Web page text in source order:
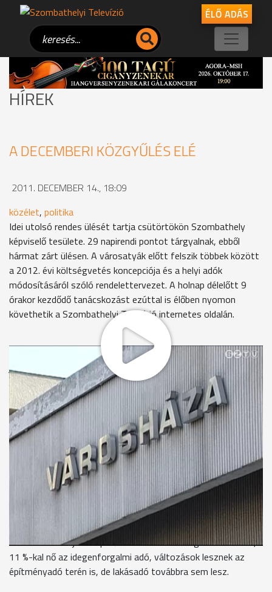
ÉLŐ ADÁS
HÍREK
A DECEMBERI KÖZGYŰLÉS ELÉ
2011. DECEMBER 14., 18:09
közélet, politika
Idei utolsó rendes ülését tartja csütörtökön Szombathely
képviselő tesülete. 29 napirendi pontot tárgyalnak, ebből
hármat zárt ülésen. A városatyák előtt felszik többek között
a 2012. évi költségvetés koncepciója és a helyi adók
módosításáról szóló rendelettervezet. A holnap délelőtt 9
órakor kezdődő tanácskozást ezúttal is élőben nyomon
követhetik a Szombathelyi Televízió internetes oldalán.
Az ülés elején Puskás Tivadar polgármester megköszöni a
január elsejétől állami irányítás alá kerülő tűzoltóság
munkáját. Megkezdődik a vita a jövő évi költésvetés
koncepciójáról. Az előterjesztés szerint 2011-ben több mint
egymilliárd forintos hiánnyal zár a büdzsé. Jövőre csökken a
normatívákból és a személyi jövedelemadóból származó
bevétel, az ÁFA-kulcs változása pedig további 80 millió forint
többletkiadással jár. 2012-ben várhatóan 1,8 milliárd forint
lesz a város tőketartozása. Mivel a költségvetési rendeletet
valószínűleg csak februárban alkotják meg, ezért átmeneti
gazdálkodásról szóló jogszabályt is elfogadnak.
A bevételek növelése érdekében újraszabályozzák a helyi
adókat: leszállítják az iparűzési adómentesség értékhatárát,
11 %-kal nő az idegenforgalmi adó, változások lesznek az
építményadó terén is, de lakásadó továbbra sem lesz.